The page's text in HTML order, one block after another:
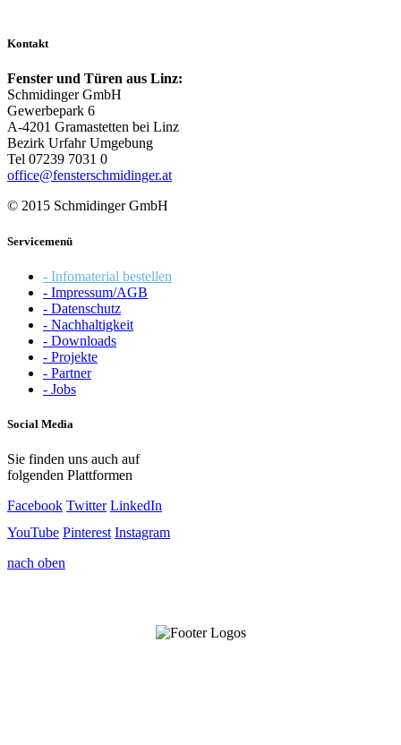
Kontakt
Fenster und Türen aus Linz:
Schmidinger GmbH
Gewerbepark 6
A-4201 Gramastetten bei Linz
Bezirk Urfahr Umgebung
Tel 07239 7031 0
office@fensterschmidinger.at
© 2015 Schmidinger GmbH
Servicemenü
- Infomaterial bestellen
- Impressum/AGB
- Datenschutz
- Nachhaltigkeit
- Downloads
- Projekte
- Partner
- Jobs
Social Media
Sie finden uns auch auf
folgenden Plattformen
Facebook Twitter LinkedIn
YouTube Pinterest Instagram
nach oben